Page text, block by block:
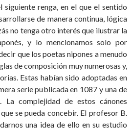
siguiente renga, en el que el sentido
de manera continua, lógica
no tenga otro interés que ilustrar la
y lo mencionamos solo por
que los poetas nipones a menudo
de composición muy numerosas y,
Estas habían sido adoptadas en
serie publicada en 1087 y una de
La complejidad de estos cánones
se pueda concebir. El profesor B.
una idea de ello en su estudio